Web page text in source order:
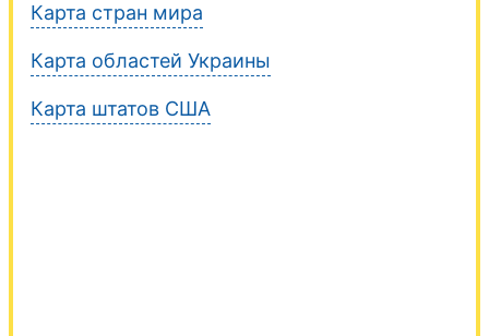
Карта стран мира
Карта областей Украины
Карта штатов США